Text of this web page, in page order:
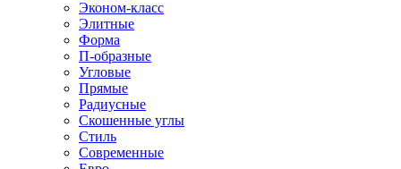
Эконом-класс
Элитные
Форма
П-образные
Угловые
Прямые
Радиусные
Скошенные углы
Стиль
Современные